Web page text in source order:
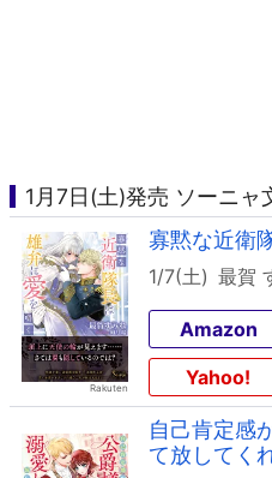
1月7日(土)発売 ソーニャ
寡黙な近衛
1/7(土) 最賀
Amazon
Yahoo!
自己肯定感
て放してく